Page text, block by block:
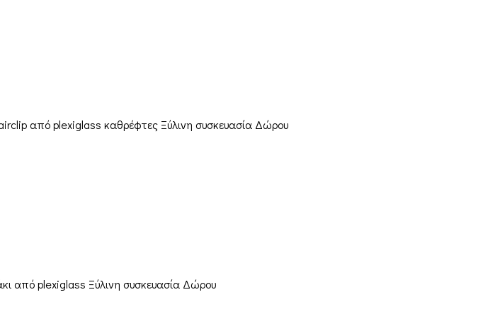
από plexiglass καθρέφτες Ξύλινη συσκευασία Δώρου
από plexiglass Ξύλινη συσκευασία Δώρου